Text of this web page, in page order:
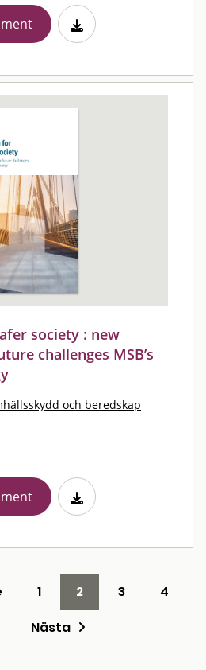
society : new
challenges MSB’s
och beredskap
1 2 3
4
Nästa